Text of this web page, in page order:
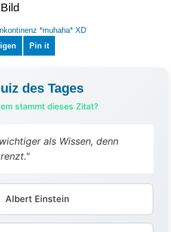
Pin it
des Tages
stammt dieses Zitat?
als Wissen, denn
Albert Einstein